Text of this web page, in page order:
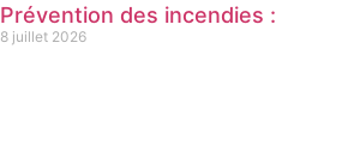
Prévention des incendies :
8 juillet 2026